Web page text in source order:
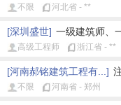
不限
河北省 - **
[深圳盛世] 一级建筑师、
高级工程师
浙江省 - **
[河南郝铭建筑工程有...]
不限
河南省 - 郑州